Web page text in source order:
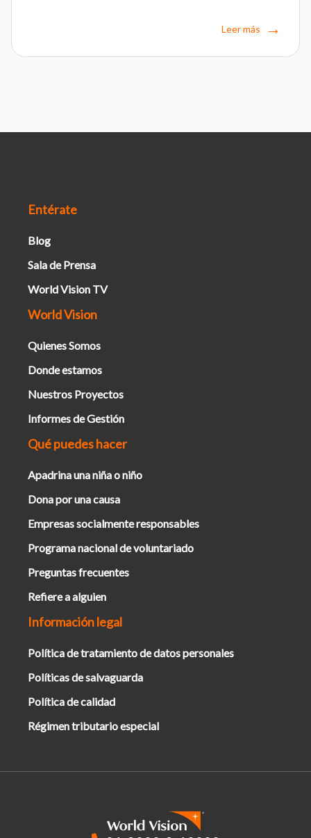
Leer más
Entérate
Blog
Sala de Prensa
World Vision TV
World Vision
Quienes Somos
Donde estamos
Nuestros Proyectos
Informes de Gestión
Qué puedes hacer
Apadrina una niña o niño
Dona por una causa
Empresas socialmente responsables
Programa nacional de voluntariado
Preguntas frecuentes
Refiere a alguien
Información legal
Política de tratamiento de datos personales
Políticas de salvaguarda
Política de calidad
Régimen tributario especial